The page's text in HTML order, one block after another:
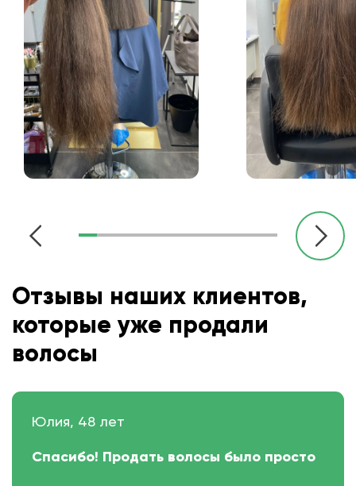
Отзывы наших клиентов,
которые уже продали
волосы
Юлия, 48 лет
Спасибо! Продать волосы было просто